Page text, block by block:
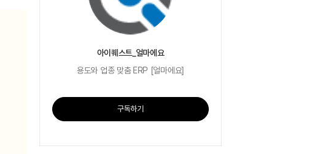
아이퀘스트_얼마에요
용도와 업종 맞춤 ERP [얼마에요]
구독하기